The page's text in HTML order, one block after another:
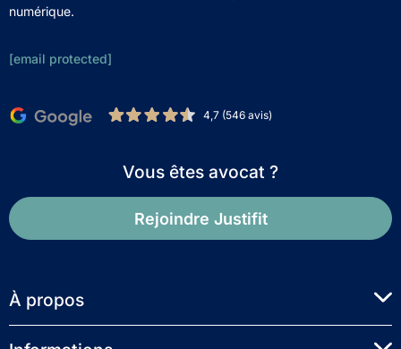
numérique.
[email protected]
4,7 (546 avis)
Vous êtes avocat ?
Rejoindre Justifit
À propos